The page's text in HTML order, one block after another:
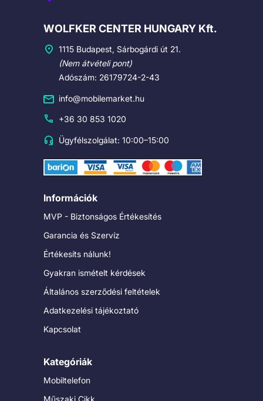
Cégadatok
WOLFKER CENTER HUNGARY Kft.
1115 Budapest, Sárbogárdi út 21.
(Nem átvételi pont)
Adószám: 26179724-2-43
info@mobilemarket.hu
+36 30 853 1020
Ügyfélszolgálat: 10:00–15:00
Információk
MVP - Biztonságos Értékesítés
Garancia és Szervíz
Értékesíts nálunk!
Gyakran ismételt kérdések
Általános szerződési feltételek
Adatkezelési tájékoztató
Kapcsolat
Kategóriák
Mobiltelefon